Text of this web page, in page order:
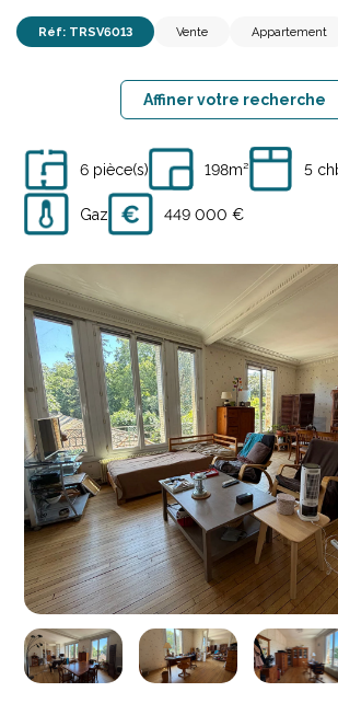
Réf: TRSV6013 Vente Appartement
Affiner votre recherche
6 pièce(s) 198m² 5
Gaz 449 000 €